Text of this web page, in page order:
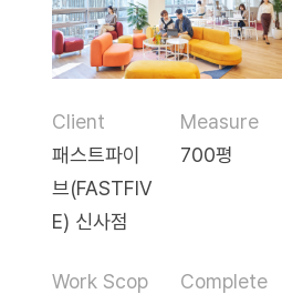
Client
Measure
패스트파이
브(FASTFIV
E) 신사점
700평
Work Scop
Complete